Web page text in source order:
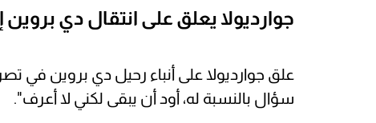
جوارديولا يعلق على انتقال دي
علق جوارديولا على أنباء رحيل دي بروين في
سؤال بالنسبة له، أود أن يبقى لكني لا أعرف".